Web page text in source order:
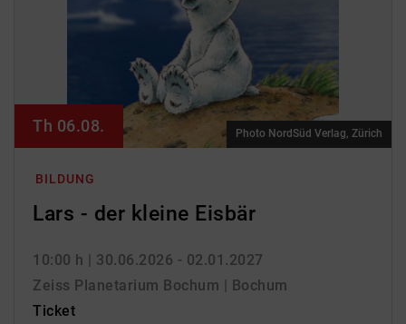
BILDUNG
Lars - der kleine Eisbär
10:00 h | 30.06.2026 - 02.01.2027
Zeiss Planetarium Bochum | Bochum
Ticket
Th 06.08. Photo NordSüd Verlag, Zürich